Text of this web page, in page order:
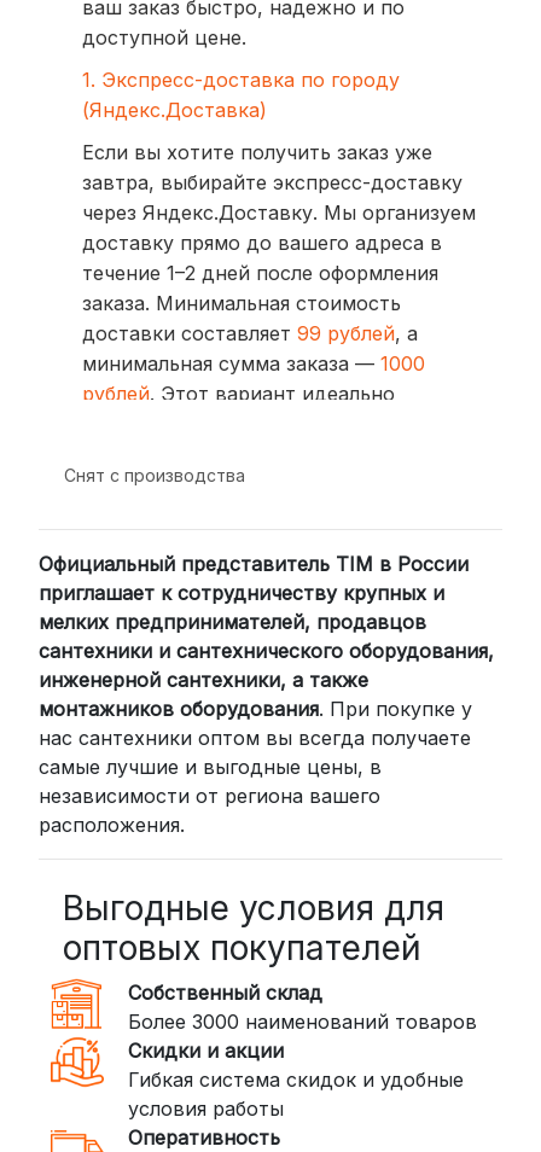
ваш заказ быстро, надежно и по
доступной цене.
1. Экспресс-доставка по городу
(Яндекс.Доставка)
Если вы хотите получить заказ уже
завтра, выбирайте экспресс-доставку
через Яндекс.Доставку. Мы организуем
доставку прямо до вашего адреса в
течение 1–2 дней после оформления
заказа. Минимальная стоимость
доставки составляет 99 рублей, а
минимальная сумма заказа — 1000
рублей. Этот вариант идеально
компании (СДЭК, BoxBerry, DPD)
Для клиентов из других регионов
России мы сотрудничаем с
проверенными транспортными
компаниями:
СДЭК: Выбирайте доставку до
пункта выдачи (от 2 дней) или
курьером до двери (от 3 дней).
Стоимость начинается от300
рублей
пунктов выдачи или курьером.
Сроки — от 2 дней, стоимость — от
350 рублей
DPD: Международная служба
доставки, которая работает и
внутри России. Сроки — от 2 дней,
стоимость — от 400 рублей
3. Доставка крупногабаритных грузов
Снят с производства
Официальный представитель TIM в России
приглашает к сотрудничеству крупных и
мелких предпринимателей, продавцов
сантехники и сантехнического оборудования,
инженерной сантехники, а также
монтажников оборудования. При покупке у
нас сантехники оптом вы всегда получаете
самые лучшие и выгодные цены, в
независимости от региона вашего
расположения.
Выгодные условия для
оптовых покупателей
Собственный склад
Более 3000 наименований товаров
Скидки и акции
Гибкая система скидок и удобные
условия работы
Оперативность